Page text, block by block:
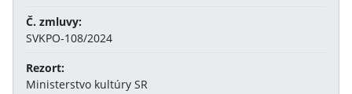
Č. zmluvy:
SVKPO-108/2024
Rezort:
Ministerstvo kultúry SR